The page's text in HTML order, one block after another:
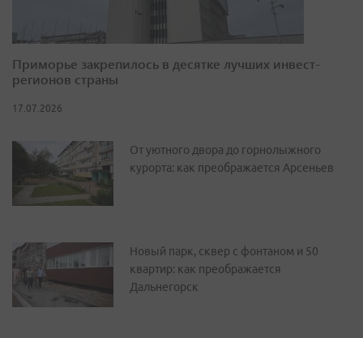
Приморье закрепилось в десятке лучших инвест-
регионов страны
17.07.2026
От уютного двора до горнолыжного
курорта: как преображается Арсеньев
Новый парк, сквер с фонтаном и 50
квартир: как преображается
Дальнегорск